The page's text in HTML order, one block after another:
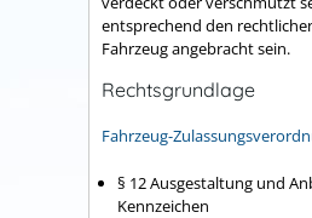
entsprechend den
Fahrzeug angebracht sein.
Rechtsgrundlage
Fahrzeug-
§ 12 Ausgestaltung und
Kennzeichen